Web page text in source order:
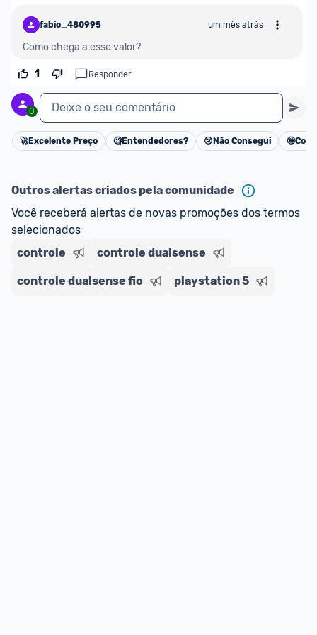
fabio_480995 um mês atrás
Como chega a esse valor?
1 Responder
0 Deixe o seu comentário
Cancelar
🚀Excelente Preço 🧐Entendedores? 😢 Não Consegui 🤩
Outros alertas criados pela comunidade
Você receberá alertas de novas promoções dos termos
selecionados
controle
controle dualsense
controle dualsense fio playstation 5